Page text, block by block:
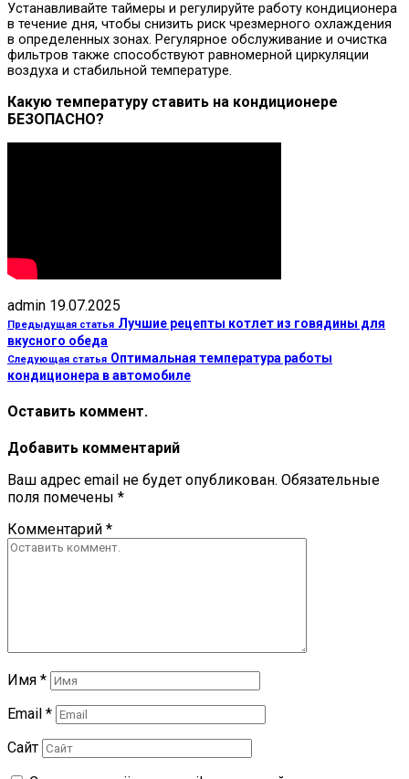
Устанавливайте таймеры и регулируйте работу кондиционера
в течение дня, чтобы снизить риск чрезмерного охлаждения
в определенных зонах. Регулярное обслуживание и очистка
фильтров также способствуют равномерной циркуляции
воздуха и стабильной температуре.
Какую температуру ставить на кондиционере
БЕЗОПАСНО?
admin 19.07.2025
Предыдущая статья Лучшие рецепты котлет из говядины для
вкусного обеда
Следующая статья Оптимальная температура работы
кондиционера в автомобиле
Оставить коммент.
Добавить комментарий
Ваш адрес email не будет опубликован. Обязательные
поля помечены *
Комментарий *
Имя *
Email *
Сайт